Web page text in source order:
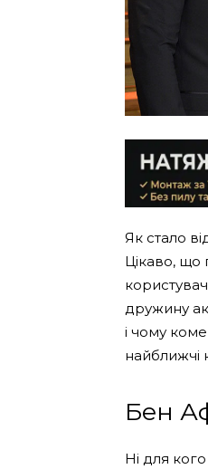
Як стало
Цікаво, що
дружину
і чому
найближчі
Бен
Ні для